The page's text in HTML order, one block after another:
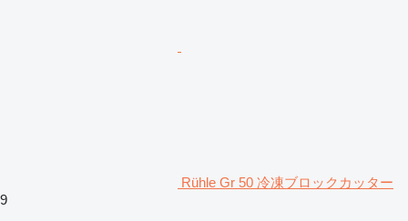
Rühle Gr 50 冷凍ブロックカッター
9